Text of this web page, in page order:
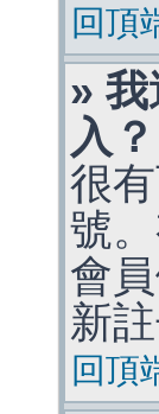
回頂
»
入？
很
號
會
新
回頂